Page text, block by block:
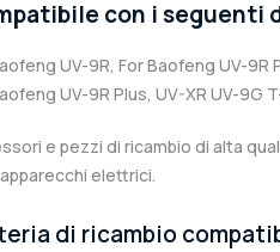
con i seguenti
UV-9R, For Baofeng UV-9R
UV-9R Plus, UV-XR UV-9G
e pezzi di ricambio di alta
elettrici.
di ricambio